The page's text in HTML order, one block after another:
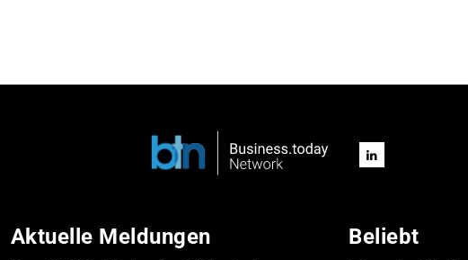
Aktuelle Meldungen Beliebt